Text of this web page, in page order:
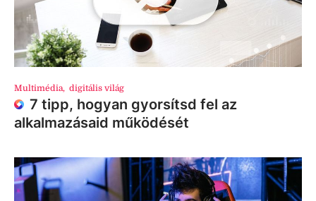
Multimédia, digitális világ
7 tipp, hogyan gyorsítsd fel az
alkalmazásaid működését